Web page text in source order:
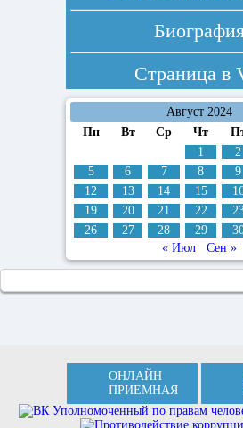
Страница в
Август 2024
Пн
Вт Ср Чт
1
2
5
6 7 8 9
12
13 14 15
19
20 21 22
26
27 28 29
« Июл
Сен »
ОНЛАЙН
ПРИЕМНАЯ